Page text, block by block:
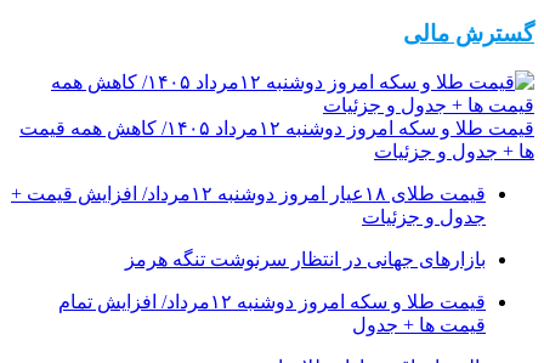
گسترش مالی
قیمت طلا و سکه امروز دوشنبه ۱۲مرداد ۱۴۰۵/ کاهش همه قیمت
ها + جدول و جزئیات
قیمت طلای ۱۸عیار امروز دوشنبه ۱۲مرداد/ افزایش قیمت +
جدول و جزئیات
بازارهای جهانی در انتظار سرنوشت تنگه هرمز
قیمت طلا و سکه امروز دوشنبه ۱۲مرداد/ افزایش تمام
قیمت ها + جدول